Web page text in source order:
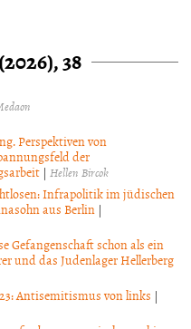
38
Perspektiven von
der
| Hellen Bircok
Infrapolitik im jüdischen
aus Berlin |
Gefangenschaft schon als ein
und das Judenlager Hellerberg
Antisemitismus von links |